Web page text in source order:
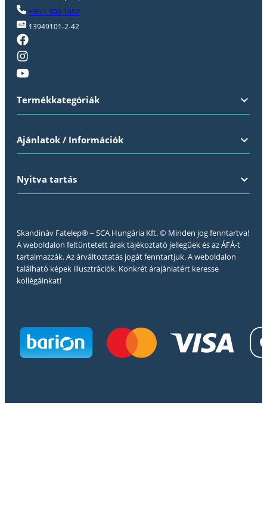
+36 1 306 1652
13949101-2-42
Termékkategóriák
Ajánlatok / Információk
Nyitva tartás
Skandináv Fatelep® – SCA Hungária Kft. © Minden jog fenntartva!
A weboldalon feltüntetett árak tájékoztató jellegűek és az ÁFÁ-t
tartalmazzák. Az árváltoztatás jogát fenntartjuk. A weboldalon
található képek illusztrációk. Konkrét árajánlatért keresse
kollégáinkat!